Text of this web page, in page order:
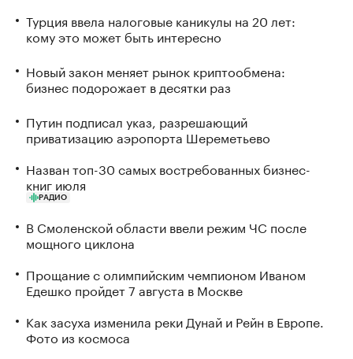
Турция ввела налоговые каникулы на 20 лет:
кому это может быть интересно
Новый закон меняет рынок криптообмена:
бизнес подорожает в десятки раз
Путин подписал указ, разрешающий
приватизацию аэропорта Шереметьево
Назван топ-30 самых востребованных бизнес-
книг июля
РАДИО
В Смоленской области ввели режим ЧС после
мощного циклона
Прощание с олимпийским чемпионом Иваном
Едешко пройдет 7 августа в Москве
Как засуха изменила реки Дунай и Рейн в Европе.
Фото из космоса